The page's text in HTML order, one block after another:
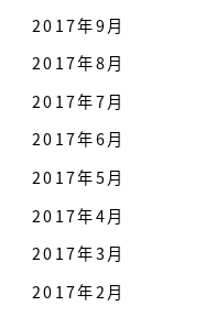
2017年9月
2017年8月
2017年7月
2017年6月
2017年5月
2017年4月
2017年3月
2017年2月